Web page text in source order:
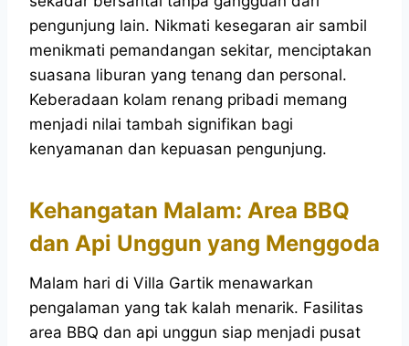
pengunjung lain. Nikmati kesegaran air sambil
menikmati pemandangan sekitar, menciptakan
suasana liburan yang tenang dan personal.
Keberadaan kolam renang pribadi memang
menjadi nilai tambah signifikan bagi
kenyamanan dan kepuasan pengunjung.
Kehangatan Malam: Area BBQ
dan Api Unggun yang Menggoda
Malam hari di Villa Gartik menawarkan
pengalaman yang tak kalah menarik. Fasilitas
area BBQ dan api unggun siap menjadi pusat